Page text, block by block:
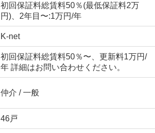
初回保証料総賃料50％(最低保証料2万
円)、2年目〜:1万円/年
K-net
初回保証料総賃料50％〜、更新料1万円/
年 詳細はお問い合わせください。
仲介 / 一般
46戸